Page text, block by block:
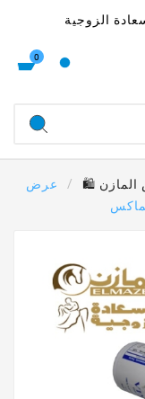
الزوجية
0
🛍
عرض